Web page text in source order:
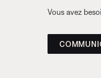
Vous avez